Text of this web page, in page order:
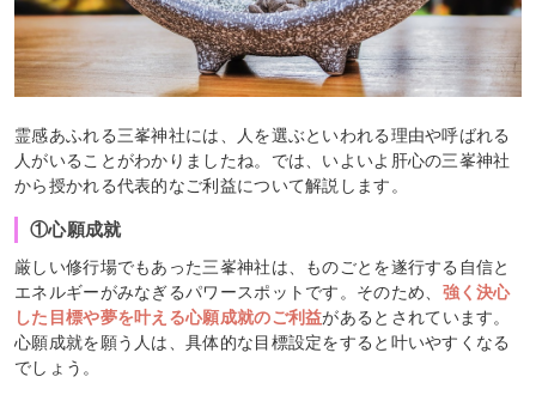
霊感あふれる三峯神社には、人を選ぶといわれる理由や呼ばれる
人がいることがわかりましたね。では、いよいよ肝心の三峯神社
から授かれる代表的なご利益について解説します。
①心願成就
厳しい修行場でもあった三峯神社は、ものごとを遂行する自信と
エネルギーがみなぎるパワースポットです。そのため、 強く決心
した目標や夢を叶える心願成就のご利益があるとされています。
心願成就を願う人は、具体的な目標設定をすると叶いやすくなる
でしょう。